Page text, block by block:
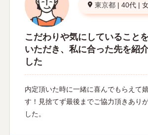
東京都 | 40代 |
こだわりや気にしていること
いただき、私に合った先を紹
した
内定頂いた時に一緒に喜んでもらえて
す！見捨てず最後までご協力頂きあり
した。